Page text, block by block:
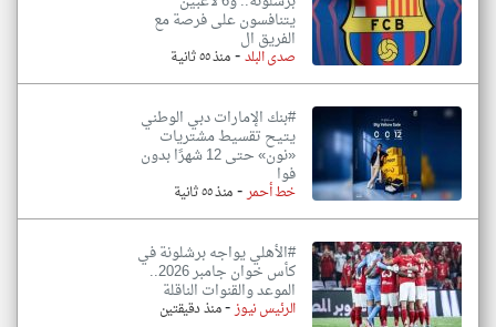
يتنافسون على فرصة مع
الفريق ال
صدى البلد-منذ ٥٥ ثانية
#بنك الإمارات دبي الوطني
يتيح تقسيط مشتريات
«نون» حتى 12 شهرًا بدون
فوا
خط أحمر-منذ ٥٥ ثانية
#الأهلي يواجه برشلونة في
كأس خوان جامبر 2026..
الموعد والقنوات الناقلة
الرئيس نيوز-منذ دقيقتين